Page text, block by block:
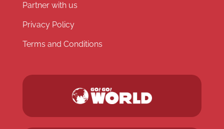
Partner with us
Privacy Policy
Terms and Conditions